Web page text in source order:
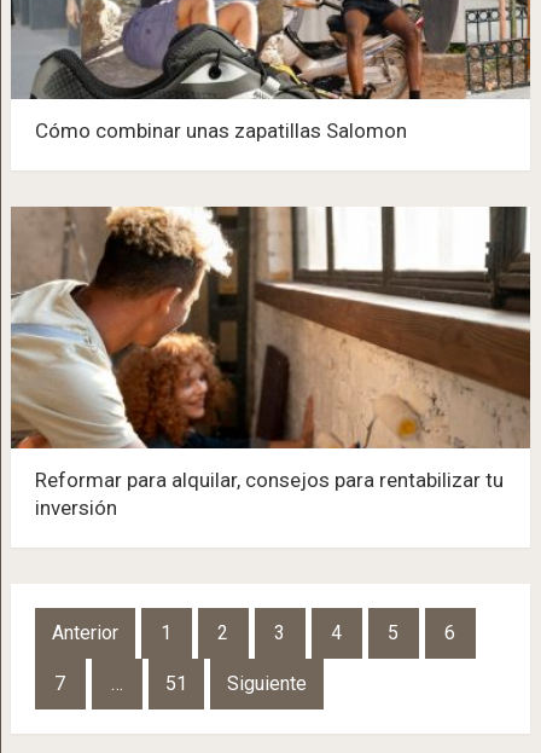
Cómo combinar unas zapatillas Salomon​
Reformar para alquilar, consejos para rentabilizar tu
inversión
Navegación
de
entradas
Anterior 1 2 3 4 5 6
7 … 51 Siguiente